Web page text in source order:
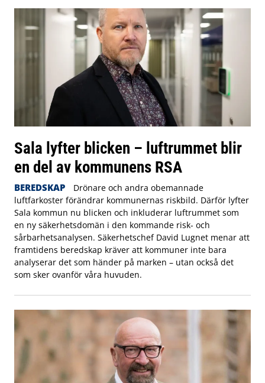
Sala lyfter blicken – luftrummet blir
en del av kommunens RSA
BEREDSKAP
Drönare och andra obemannade
luftfarkoster förändrar kommunernas riskbild. Därför lyfter
Sala kommun nu blicken och inkluderar luftrummet som
en ny säkerhetsdomän i den kommande risk- och
sårbarhetsanalysen. Säkerhetschef David Lugnet menar att
framtidens beredskap kräver att kommuner inte bara
analyserar det som händer på marken – utan också det
som sker ovanför våra huvuden.